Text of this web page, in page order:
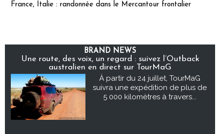
France, Italie : randonnée dans le Mercantour frontalier
BRAND NEWS
Une route, des voix, un regard : suivez l’Outback
australien en direct sur TourMaG
À partir du 24 juillet, TourMaG
suivra une expédition de plus de
5 000 kilomètres à travers...